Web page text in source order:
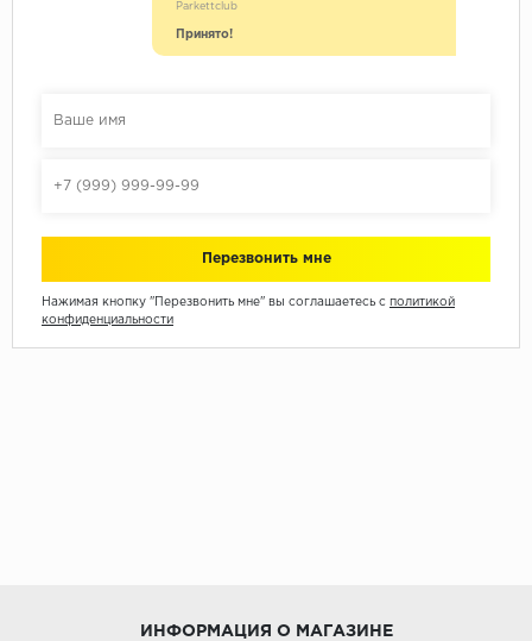
Parkettclub
Принято!
Нажимая кнопку "Перезвонить мне" вы соглашаетесь с политикой
конфиденциальности
ИНФОРМАЦИЯ О МАГАЗИНЕ